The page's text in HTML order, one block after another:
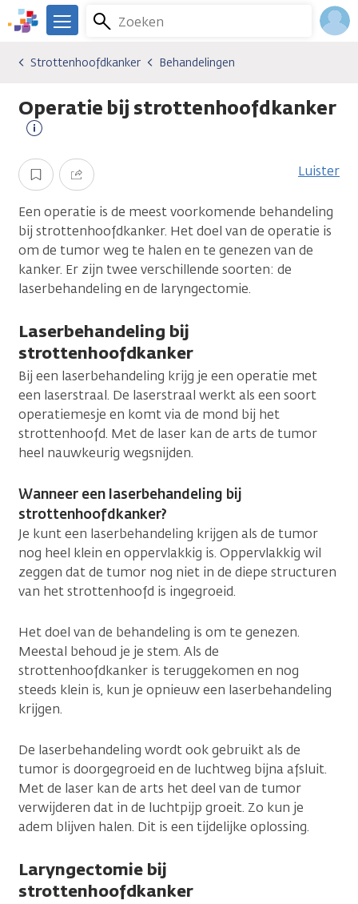
Overslaan
en
gaan
We
er
je.
Kanker.nl
Zoeken
Menu
Kankersoorten
Strottenhoofdkanker
Behandelingen
Strottenhoofdkanker Behandelingen
Operatie bij strottenhoofdkanker
informatie
Opslaan Delen Luister
Een operatie is de meest voorkomende behandeling
bij strottenhoofdkanker. Het doel van de operatie is
om de tumor weg te halen en te genezen van de
kanker. Er zijn twee verschillende soorten: de
laserbehandeling en de laryngectomie.
Laserbehandeling bij
strottenhoofdkanker
Bij een laserbehandeling krijg je een operatie met
een laserstraal. De laserstraal werkt als een soort
operatiemesje en komt via de mond bij het
strottenhoofd. Met de laser kan de arts de tumor
heel nauwkeurig wegsnijden.
Wanneer een laserbehandeling bij
strottenhoofdkanker?
Je kunt een laserbehandeling krijgen als de tumor
nog heel klein en oppervlakkig is. Oppervlakkig wil
zeggen dat de tumor nog niet in de diepe structuren
van het strottenhoofd is ingegroeid.
Het doel van de behandeling is om te genezen.
Meestal behoud je je stem. Als de
strottenhoofdkanker is teruggekomen en nog
steeds klein is, kun je opnieuw een laserbehandeling
krijgen.
De laserbehandeling wordt ook gebruikt als de
tumor is doorgegroeid en de luchtweg bijna afsluit.
Met de laser kan de arts het deel van de tumor
verwijderen dat in de luchtpijp groeit. Zo kun je
adem blijven halen. Dit is een tijdelijke oplossing.
Laryngectomie bij
strottenhoofdkanker